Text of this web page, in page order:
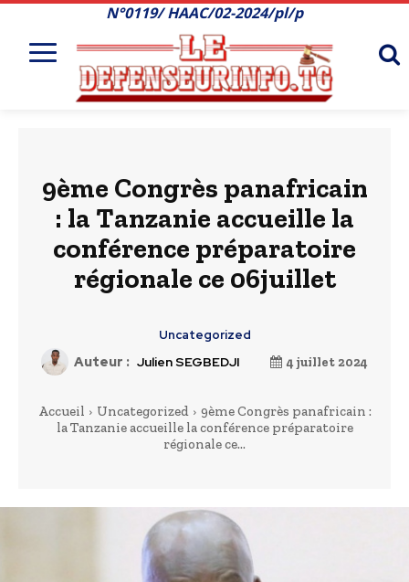
N°0119/ HAAC/02-2024/pl/p
9ème Congrès panafricain
: la Tanzanie accueille la
conférence préparatoire
régionale ce 06juillet
Uncategorized
Auteur : Julien SEGBEDJI 4 juillet 2024
Accueil Uncategorized
9ème Congrès panafricain :
la Tanzanie accueille la conférence préparatoire
régionale ce...